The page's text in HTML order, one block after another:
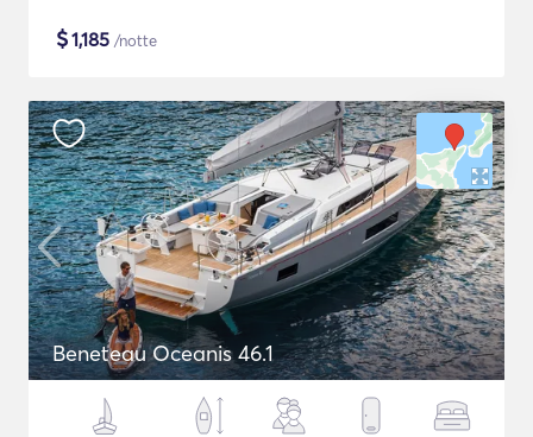
$1,185 /notte
Beneteau Oceanis 46.1